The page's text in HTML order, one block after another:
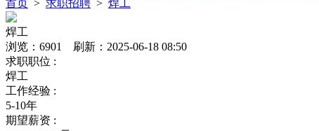
首页 > 求职招聘 > 焊工
焊工
浏览：6901 刷新：2025-06-18 08:50
求职职位 :
焊工
工作经验 :
5-10年
期望薪资 :